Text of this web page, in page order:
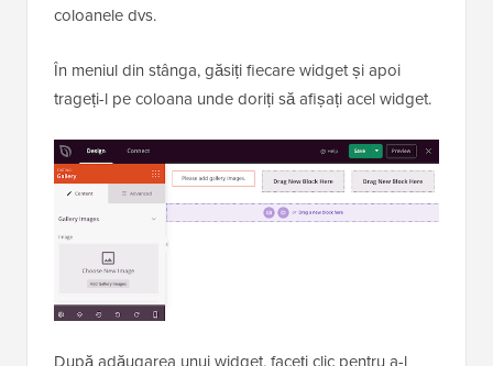
coloanele dvs.
În meniul din stânga, găsiți fiecare widget și apoi
trageți-l pe coloana unde doriți să afișați acel widget.